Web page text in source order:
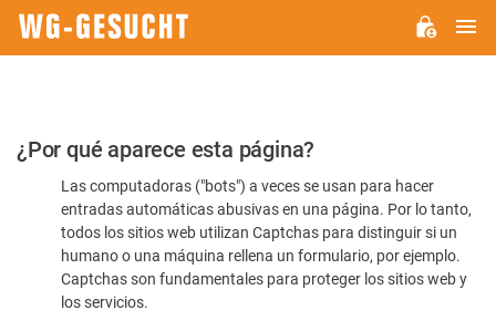
Por
favor,
confirme
humano
¿Por qué aparece esta página?
Las computadoras ("bots") a veces se usan para hacer
entradas automáticas abusivas en una página. Por lo tanto,
todos los sitios web utilizan Captchas para distinguir si un
humano o una máquina rellena un formulario, por ejemplo.
Captchas son fundamentales para proteger los sitios web y
los servicios.